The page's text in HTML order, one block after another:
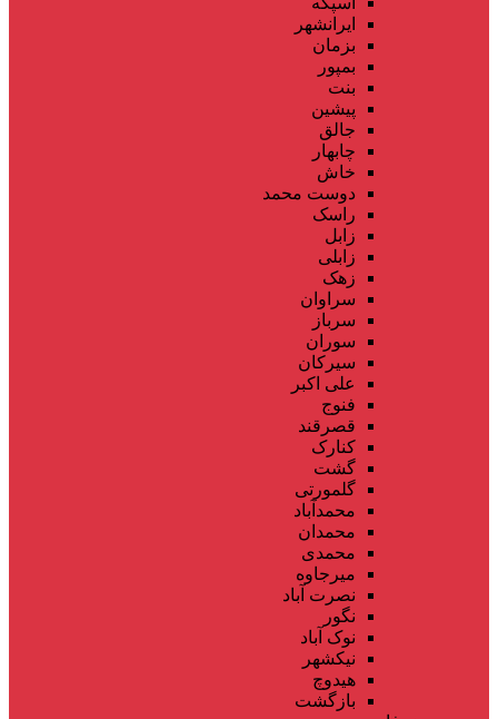
ایرانشهر
بزمان
بمپور
بنت
پیشین
جالق
چابهار
خاش
دوست محمد
راسک
زابل
زابلی
زهک
سراوان
سرباز
سوران
سیرکان
علی اکبر
فنوج
قصرقند
کنارک
گشت
گلمورتی
محمدآباد
محمدان
محمدی
میرجاوه
نصرت آباد
نگور
نوک آباد
نیکشهر
هیدوچ
بازگشت